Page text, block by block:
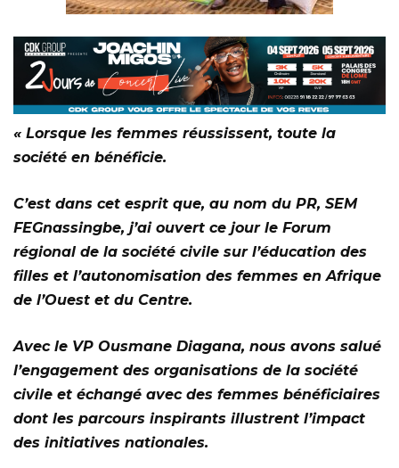
« Lorsque les femmes réussissent, toute la
société en bénéficie.
C’est dans cet esprit que, au nom du PR, SEM
FEGnassingbe, j’ai ouvert ce jour le Forum
régional de la société civile sur l’éducation des
filles et l’autonomisation des femmes en Afrique
de l’Ouest et du Centre.
Avec le VP Ousmane Diagana, nous avons salué
l’engagement des organisations de la société
civile et échangé avec des femmes bénéficiaires
dont les parcours inspirants illustrent l’impact
des initiatives nationales.